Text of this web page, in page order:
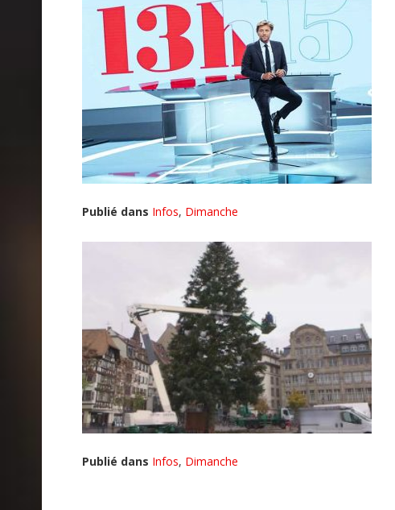
Publié dans Infos, Dimanche
Publié dans Infos, Dimanche